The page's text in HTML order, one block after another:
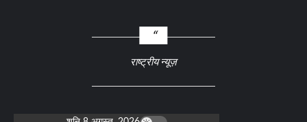
राष्ट्रीय न्यूज़